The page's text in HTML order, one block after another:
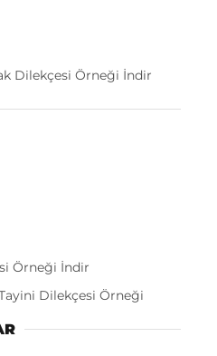
Dilekçesi Örneği İndir
Örneği İndir
Dilekçesi Örneği